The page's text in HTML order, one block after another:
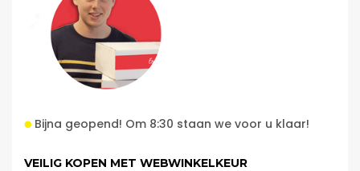
Bijna geopend! Om 8:30 staan we voor u klaar!
VEILIG KOPEN MET WEBWINKELKEUR